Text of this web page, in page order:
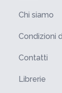
Chi siamo
Condizioni
Contatti
Librerie